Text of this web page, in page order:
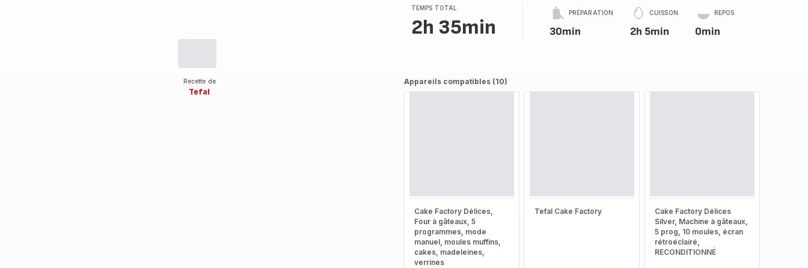
Recette de
Tefal
(moyenne)
TEMPS TOTAL
2h 35min
PRÉPARATION
30min
CUISSON
2h 5min
REPOS
0min
Appareils compatibles (10)
Cake Factory Délices,
Four à gâteaux, 5
programmes, mode
manuel, moules muffins,
cakes, madeleines,
verrines
Tefal Cake Factory
Cake Factory Délices
Silver, Machine à gâteaux,
5 prog, 10 moules, écran
rétroéclairé,
RECONDITIONNÉ